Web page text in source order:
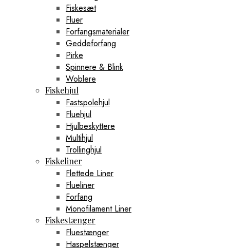
Fiskesæt
Fluer
Forfangsmaterialer
Geddeforfang
Pirke
Spinnere & Blink
Woblere
Fiskehjul
Fastspolehjul
Fluehjul
Hjulbeskyttere
Multihjul
Trollinghjul
Fiskeliner
Flettede Liner
Flueliner
Forfang
Monofilament Liner
Fiskestænger
Fluestænger
Haspelstænger